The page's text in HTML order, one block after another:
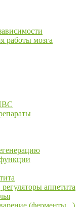
работы мозга
аппетита